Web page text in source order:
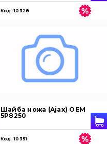
Код: 10328
Шайба ножа (Ajax) OEM
5P8250
Код: 10351